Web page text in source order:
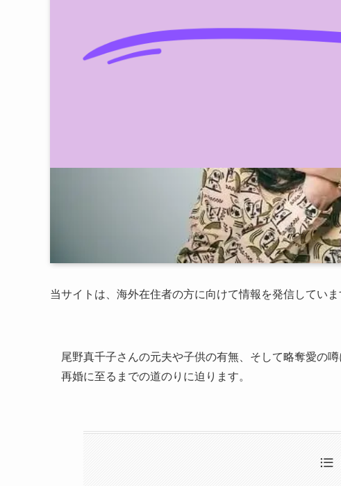
当サイトは、海外在住者の方に向けて情報を発信していま
尾野真千子さんの元夫や子供の有無、そして略奪愛の
再婚に至るまでの道のりに迫ります。